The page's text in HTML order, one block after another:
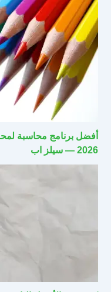
أفضل برنامج محاسبة
2026 — سيلز اب